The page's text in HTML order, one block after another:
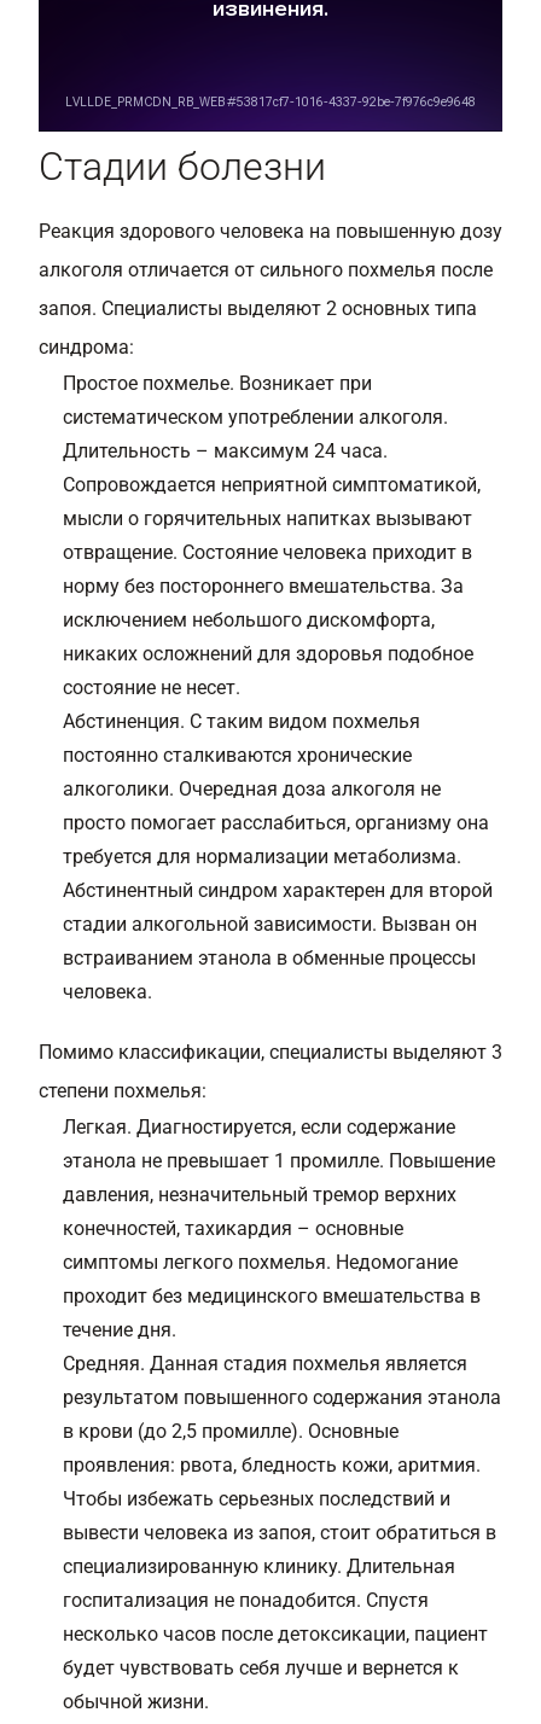
Стадии болезни
Реакция здорового человека на повышенную дозу
алкоголя отличается от сильного похмелья после
запоя. Специалисты выделяют 2 основных типа
синдрома:
Простое похмелье. Возникает при
систематическом употреблении алкоголя.
Длительность – максимум 24 часа.
Сопровождается неприятной симптоматикой,
мысли о горячительных напитках вызывают
отвращение. Состояние человека приходит в
норму без постороннего вмешательства. За
исключением небольшого дискомфорта,
никаких осложнений для здоровья подобное
состояние не несет.
Абстиненция. С таким видом похмелья
постоянно сталкиваются хронические
алкоголики. Очередная доза алкоголя не
просто помогает расслабиться, организму она
требуется для нормализации метаболизма.
Абстинентный синдром характерен для второй
стадии алкогольной зависимости. Вызван он
встраиванием этанола в обменные процессы
человека.
Помимо классификации, специалисты выделяют 3
степени похмелья:
Легкая. Диагностируется, если содержание
этанола не превышает 1 промилле. Повышение
давления, незначительный тремор верхних
конечностей, тахикардия – основные
симптомы легкого похмелья. Недомогание
проходит без медицинского вмешательства в
течение дня.
Средняя. Данная стадия похмелья является
результатом повышенного содержания этанола
в крови (до 2,5 промилле). Основные
проявления: рвота, бледность кожи, аритмия.
Чтобы избежать серьезных последствий и
вывести человека из запоя, стоит обратиться в
специализированную клинику. Длительная
госпитализация не понадобится. Спустя
несколько часов после детоксикации, пациент
будет чувствовать себя лучше и вернется к
обычной жизни.